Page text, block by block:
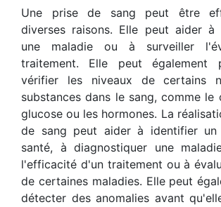
Une prise de sang peut être
diverses raisons. Elle peut aider à
une maladie ou à surveiller
traitement. Elle peut également
vérifier les niveaux de certains
substances dans le sang, comme le
glucose ou les hormones. La
de sang peut aider à identifier un
santé, à diagnostiquer une
l'efficacité d'un traitement ou à
de certaines maladies. Elle peut
détecter des anomalies avant